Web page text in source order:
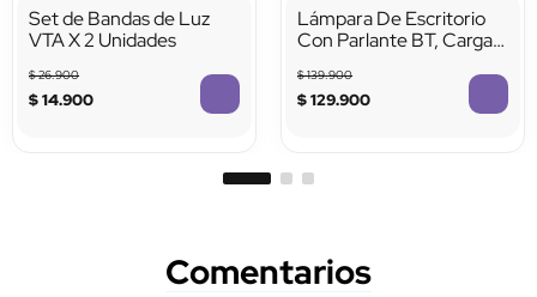
Set de Bandas de Luz
VTA X 2 Unidades
$26.900
$14.900
Lámpara De Escritorio
Con Parlante BT, Carga
Reloj Digital
$139.900
$129.900
Comentarios